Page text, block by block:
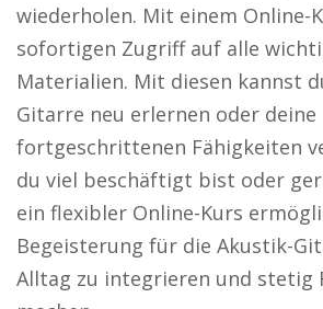
wiederholen. Mit einem Online-
sofortigen Zugriff auf alle
Materialien. Mit diesen kannst
Gitarre neu erlernen oder deine
fortgeschrittenen Fähigkeiten
du viel beschäftigt bist oder
ein flexibler Online-Kurs
Begeisterung für die Akustik-
Alltag zu integrieren und stetig